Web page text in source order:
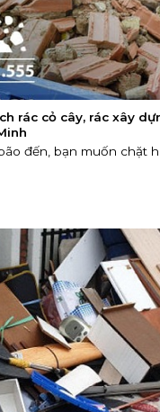
rác cỏ cây, rác xây
đến, bạn muốn chặt